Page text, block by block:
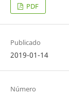
PDF
Publicado
2019-01-14
Número